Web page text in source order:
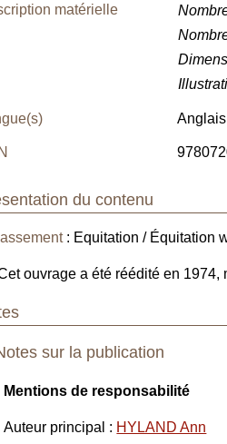
matérielle
Anglais
du contenu
: Equitation / Équitation
ouvrage a été réédité en
sur la publication
Mentions de responsabilité
Auteur principal : HYLAND Ann